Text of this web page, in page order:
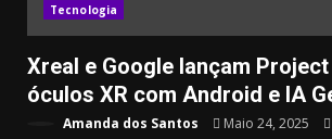
Tecnologia
Xreal e Google lançam
óculos XR com Android e IA
Amanda dos Santos Maio 24, 2025